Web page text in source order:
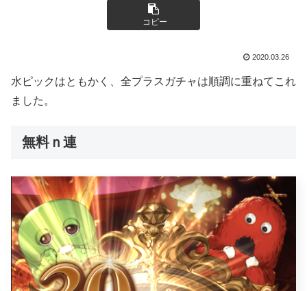
コピー
2020.03.26
水ピックはともかく、全プラスガチャは順調に重ねてこれ
ました。
無料ｎ連